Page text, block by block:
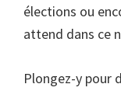
élections ou
attend dans ce
Plongez-y pour